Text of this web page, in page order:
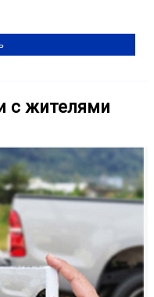
с жителями